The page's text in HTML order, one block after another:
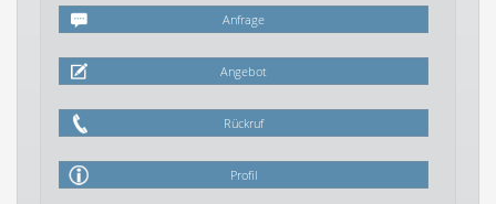
Anfrage
Angebot
Rückruf
Profil